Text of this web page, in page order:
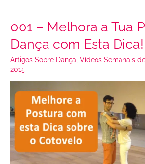
001 – Melhora a Tua
Dança com Esta Dica!
Artigos Sobre Dança ,Vídeos Semanais
2015
001
–
Melhora
a
Tua
com
Esta
Dica!